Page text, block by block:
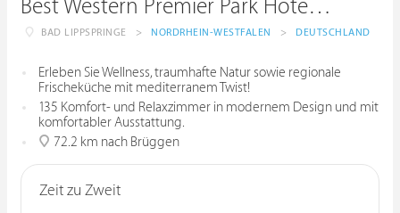
Best Western Premier Park Hotel & Spa
BAD LIPPSPRINGE > NORDRHEIN-WESTFALEN > DEUTSCHLAND
Erleben Sie Wellness, traumhafte Natur sowie regionale
Frischeküche mit mediterranem Twist!
135 Komfort- und Relaxzimmer in modernem Design und mit
komfortabler Ausstattung.
72.2 km nach Brüggen
Zeit zu Zweit